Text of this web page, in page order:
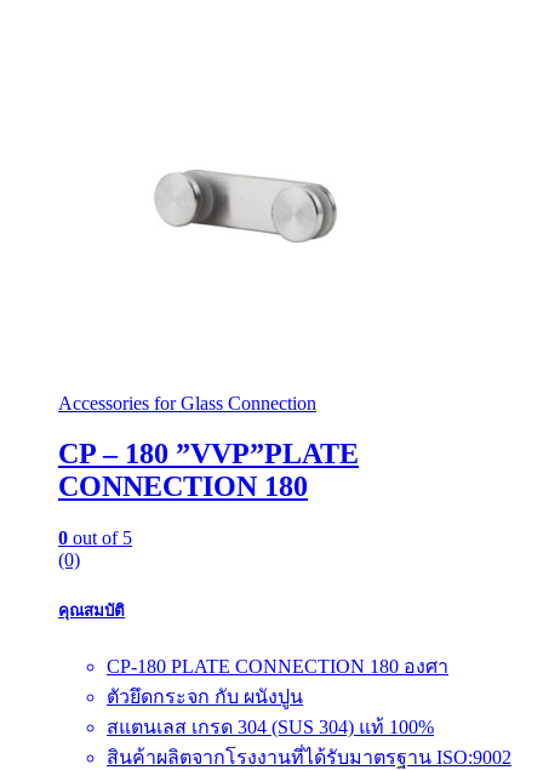
Accessories for Glass Connection
CP – 180 ”VVP”PLATE
CONNECTION 180
0 out of 5
(0)
คุณสมบัติ
CP-180 PLATE CONNECTION 180 องศา
ตัวยึดกระจก กับ ผนังปูน
สแตนเลส เกรด 304 (SUS 304) แท้ 100%
สินค้าผลิตจากโรงงานที่ได้รับมาตรฐาน ISO:9002